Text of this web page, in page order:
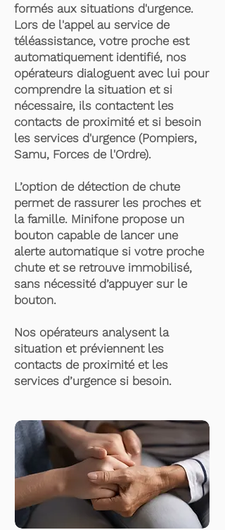
formés aux situations d'urgence.
Lors de l'appel au service de
téléassistance, votre proche est
automatiquement identifié, nos
opérateurs dialoguent avec lui pour
comprendre la situation et si
nécessaire, ils contactent les
contacts de proximité et si besoin
les services d'urgence (Pompiers,
Samu, Forces de l'Ordre).
L’option de détection de chute
permet de rassurer les proches et
la famille. Minifone propose un
bouton capable de lancer une
alerte automatique si votre proche
chute et se retrouve immobilisé,
sans nécessité d’appuyer sur le
bouton.
Nos opérateurs analysent la
situation et préviennent les
contacts de proximité et les
services d’urgence si besoin.